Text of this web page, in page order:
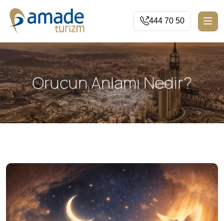
Orucun Anlamı Nedir?
444 70 50